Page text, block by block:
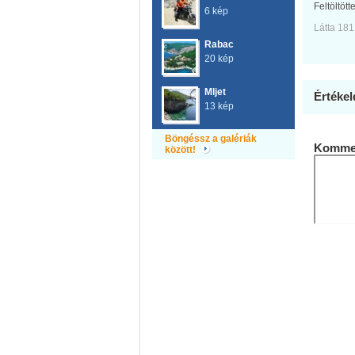
6 kép
Rabac
20 kép
Mljet
13 kép
Böngéssz a galériák
között!
Látta